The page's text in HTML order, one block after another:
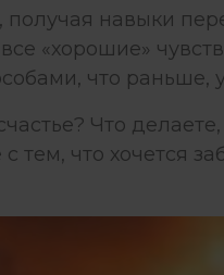
получая навыки
«хорошие»
что раньше,
Что
тем, что хочется